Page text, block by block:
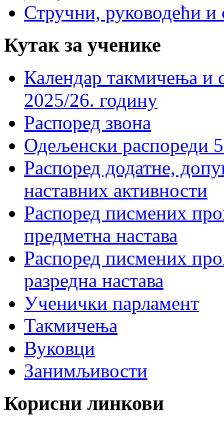
Стручни, руководећи и
Кутак за ученике
Календар такмичења
2025/26. годину
Распоред звона
Одељенски распореди
Распоред додатне,
наставних активности
Распоред писмених
предметна настава
Распоред писмених
разредна настава
Ученички парламент
Такмичења
Вуковци
Занимљивости
Корисни линкови